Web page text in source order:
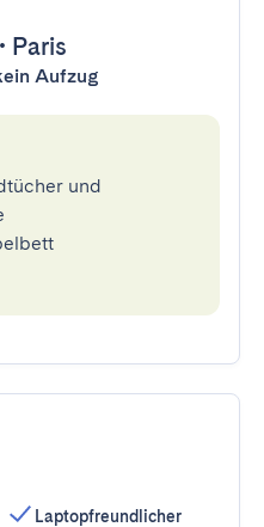
• Paris
Aufzug
und
Laptopfreundlicher